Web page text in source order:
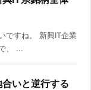
ですね。 新興IT企業
、 ...
いと逆行する